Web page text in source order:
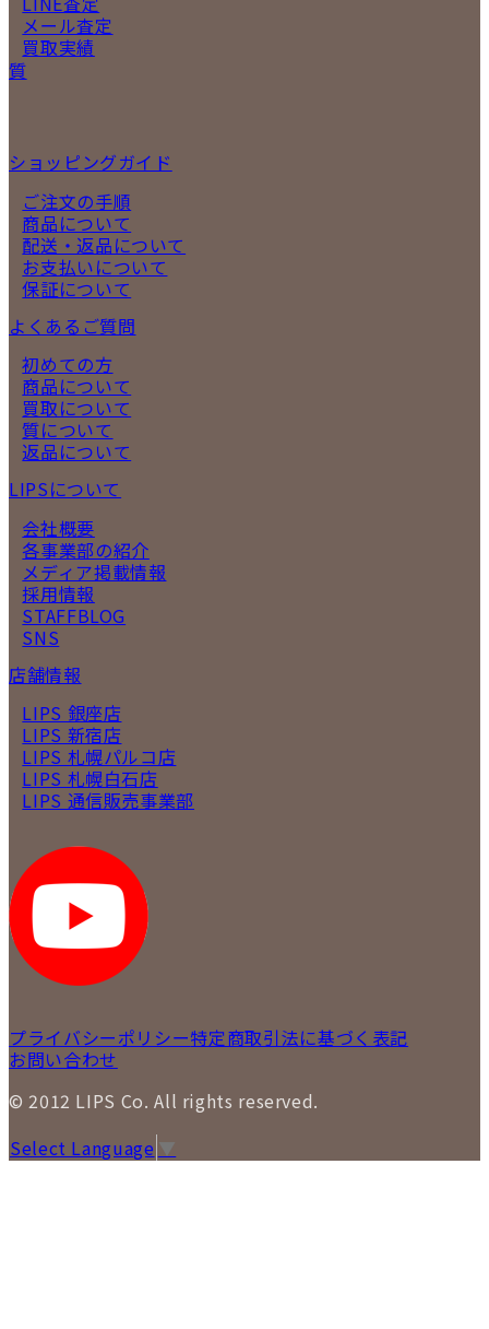
メール査定
買取実績
質
ショッピングガイド
ご注文の手順
商品について
配送・返品について
お支払いについて
保証について
よくあるご質問
初めての方
商品について
買取について
質について
返品について
LIPSについて
会社概要
各事業部の紹介
メディア掲載情報
採用情報
STAFFBLOG
SNS
店舗情報
LIPS 銀座店
LIPS 新宿店
LIPS 札幌パルコ店
LIPS 札幌白石店
LIPS 通信販売事業部
プライバシーポリシー特定商取引法に基づく表記
お問い合わせ
© 2012 LIPS Co. All rights reserved.
Select Language ▼